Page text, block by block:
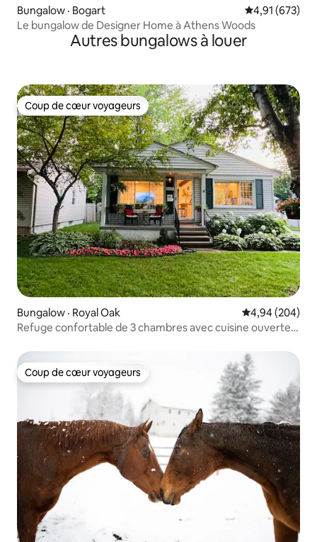
Bungalow · Bogart Note
4,91 (673)
Le bungalow de Designer Home à Athens Woods
Autres bungalows à louer
Coup de cœur voyageurs
Coup de cœur voyageurs
Bungalow · Royal Oak Note
4,94 (204)
Refuge confortable de 3 chambres avec cuisine ouverte
Coup de cœur voyageurs
Coup de cœur voyageurs